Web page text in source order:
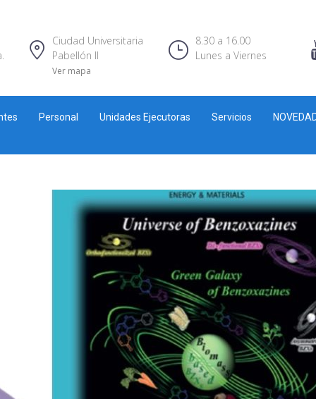
Ciudad Universitaria
Pabellón II
Ver mapa
8.30 a 16.00
Lunes a Viernes
Personal Unidades Ejecutoras Servicios